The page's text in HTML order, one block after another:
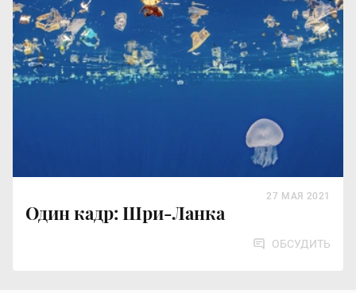
Один кадр: Шри-Ланка
27 МАЯ 2021
ОБСУДИТЬ